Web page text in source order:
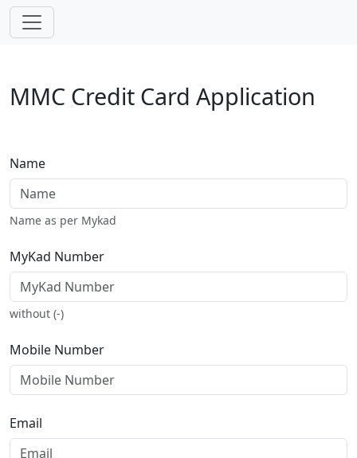
Skip navigation
MMC Credit Card Application
Name
Name as per Mykad
MyKad Number
without (-)
Mobile Number
Email